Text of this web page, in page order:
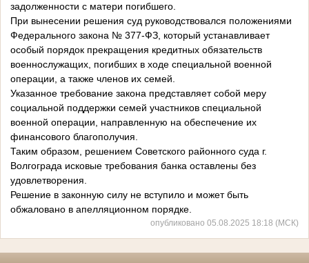
задолженности с матери погибшего.
При вынесении решения суд руководствовался положениями
Федерального закона № 377-ФЗ, который устанавливает
особый порядок прекращения кредитных обязательств
военнослужащих, погибших в ходе специальной военной
операции, а также членов их семей.
Указанное требование закона представляет собой меру
социальной поддержки семей участников специальной
военной операции, направленную на обеспечение их
финансового благополучия.
Таким образом, решением Советского районного суда г.
Волгограда исковые требования банка оставлены без
удовлетворения.
Решение в законную силу не вступило и может быть
обжаловано в апелляционном порядке.
опубликовано 05.08.2025 18:18 (МСК)